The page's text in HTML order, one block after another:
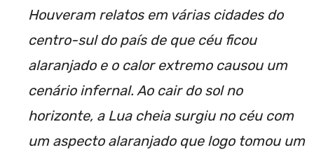
Houveram relatos em várias cidades do
centro-sul do país de que céu ficou
alaranjado e o calor extremo causou um
cenário infernal. Ao cair do sol no
horizonte, a Lua cheia surgiu no céu com
um aspecto alaranjado que logo tomou um